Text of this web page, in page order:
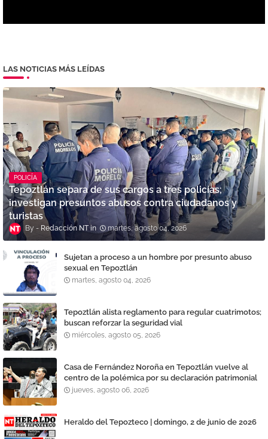
LAS NOTICIAS MÁS LEÍDAS
POLICÍA
Tepoztlán separa de sus cargos a tres policías;
investigan presuntos abusos contra ciudadanos y
turistas
Redacción NT martes, agosto 04, 2026
Sujetan a proceso a un hombre por presunto abuso
sexual en Tepoztlán
martes, agosto 04, 2026
Tepoztlán alista reglamento para regular cuatrimotos;
buscan reforzar la seguridad vial
miércoles, agosto 05, 2026
Casa de Fernández Noroña en Tepoztlán vuelve al
centro de la polémica por su declaración patrimonial
jueves, agosto 06, 2026
Heraldo del Tepozteco | domingo, 2 de junio de 2026